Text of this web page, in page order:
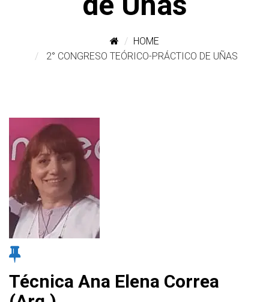
HOME
2° CONGRESO TEÓRICO-PRÁCTICO DE UÑAS
Técnica Ana Elena Correa